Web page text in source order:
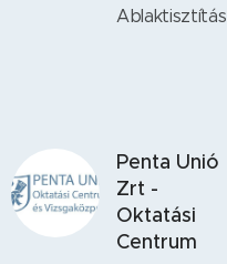
Ablaktisztítás
Penta Unió
Zrt -
Oktatási
Centrum